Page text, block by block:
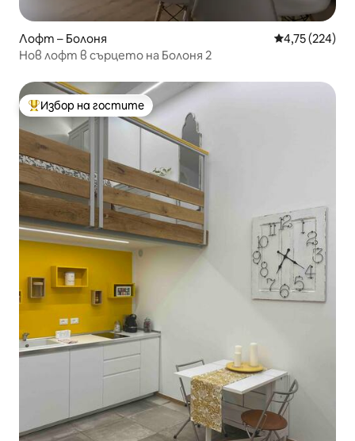
Лофт – Болоня Средна
4,75 (224)
Нов лофт в сърцето на Болоня 2
Най-популярен избор на гостите
Избор на гостите